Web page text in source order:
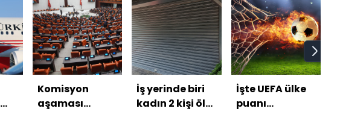
Komisyon
aşaması
İş yerinde biri
kadın 2 kişi ölü
İşte UEFA ülke
puanı